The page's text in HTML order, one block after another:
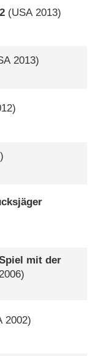
(USA2013)
2013)
mit der
2006)
2002)